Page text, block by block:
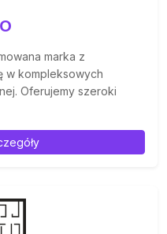
marka z
w kompleksowych
Oferujemy szeroki